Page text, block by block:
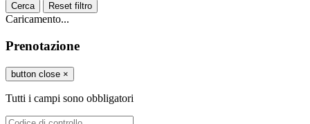
Cerca Reset filtro
Caricamento...
Prenotazione
button close ×
Tutti i campi sono obbligatori